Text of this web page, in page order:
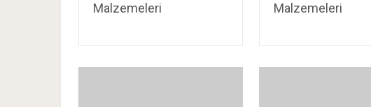
Malzemeleri
Malzemeleri